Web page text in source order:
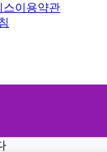
스이용약관